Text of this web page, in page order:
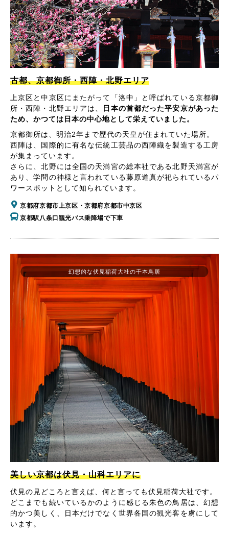
古都、京都御所・西陣・北野エリア
上京区と中京区にまたがって「洛中」と呼ばれている京都御
所・西陣・北野エリアは、
日本の首都だった平安京があった
ため、かつては日本の中心地として栄えていました。
京都御所は、明治2年まで歴代の天皇が住まれていた場所。
西陣は、国際的に有名な伝統工芸品の西陣織を製造する工房
が集まっています。
さらに、北野には全国の天満宮の総本社である北野天満宮が
あり、学問の神様と言われている藤原道真が祀られているパ
ワースポットとして知られています。
京都府京都市上京区・京都府京都市中京区
京都駅八条口観光バス乗降場で下車
美しい京都は伏見・山科エリアに
伏見の見どころと言えば、何と言っても伏見稲荷大社です。
どこまでも続いているかのように感じる朱色の鳥居は、幻想
的かつ美しく、日本だけでなく世界各国の観光客を虜にして
います。
幻想的な伏見稲荷大社の千本鳥居